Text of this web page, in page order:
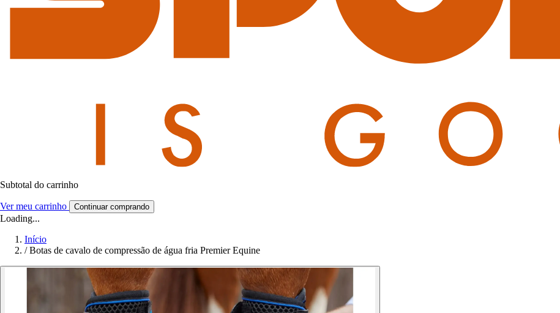
Subtotal do carrinho
Ver meu carrinho Continuar comprando
Loading...
Início
/ Botas de cavalo de compressão de água fria Premier Equine